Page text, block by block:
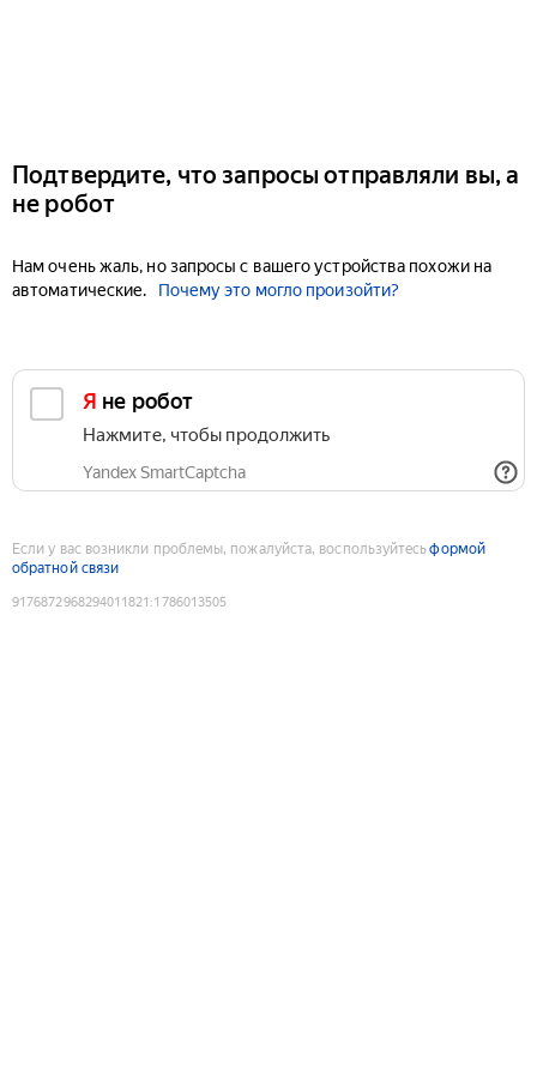
Подтвердите, что запросы отправляли вы, а
не робот
Нам очень жаль, но запросы с вашего устройства похожи на
автоматические.
Почему это могло произойти?
Я не робот
Нажмите, чтобы продолжить
Yandex SmartCaptcha
Если у вас возникли проблемы, пожалуйста, воспользуйтесьформой
обратной связи
9176872968294011821 :1786013505